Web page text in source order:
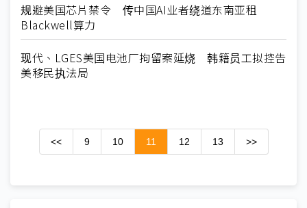
规避美国芯片禁令 传中国AI业者绕道东南亚租
Blackwell算力
现代、LGES美国电池厂拘留案延烧 韩籍员工拟控告
美移民执法局
<< 9 10 11 12 13 >>